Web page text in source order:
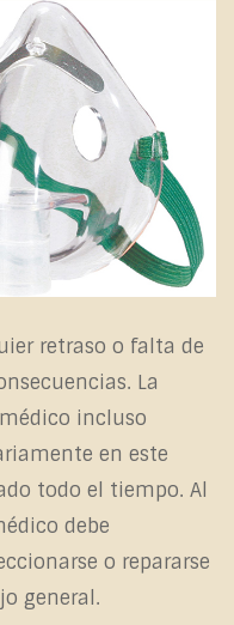
retraso o falta de
La
incluso
en este
todo el tiempo. Al
debe
o repararse
general.